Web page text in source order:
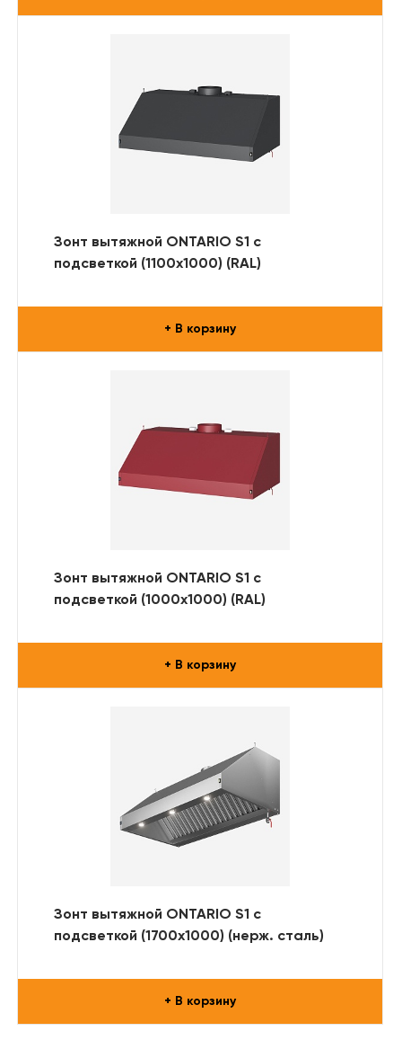
Зонт вытяжной ONTARIO S1 с
подсветкой (1100x1000) (RAL)
+ В корзину
Зонт вытяжной ONTARIO S1 с
подсветкой (1000x1000) (RAL)
+ В корзину
Зонт вытяжной ONTARIO S1 с
подсветкой (1700x1000) (нерж. сталь)
+ В корзину